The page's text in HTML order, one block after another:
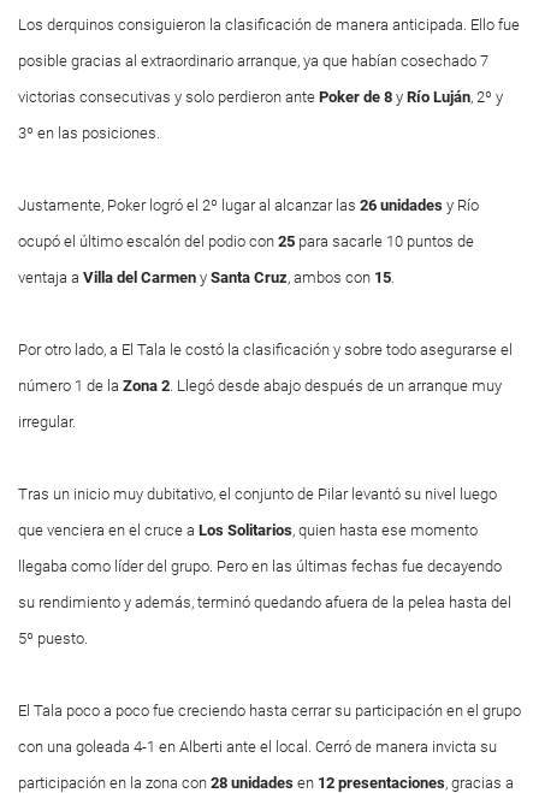
Los derquinos consiguieron la clasificación de manera anticipada. Ello fue
posible gracias al extraordinario arranque, ya que habían cosechado 7
victorias consecutivas y solo perdieron ante Poker de 8 y Río Luján, 2º y
3º en las posiciones.
Justamente, Poker logró el 2º lugar al alcanzar las 26 unidades y Río
ocupó el último escalón del podio con 25 para sacarle 10 puntos de
ventaja a Villa del Carmen y Santa Cruz, ambos con 15.
Por otro lado, a El Tala le costó la clasificación y sobre todo asegurarse el
número 1 de la Zona 2. Llegó desde abajo después de un arranque muy
irregular.
Tras un inicio muy dubitativo, el conjunto de Pilar levantó su nivel luego
que venciera en el cruce a Los Solitarios, quien hasta ese momento
llegaba como líder del grupo. Pero en las últimas fechas fue decayendo
su rendimiento y además, terminó quedando afuera de la pelea hasta del
5º puesto.
El Tala poco a poco fue creciendo hasta cerrar su participación en el grupo
con una goleada 4-1 en Alberti ante el local. Cerró de manera invicta su
participación en la zona con 28 unidades en 12 presentaciones, gracias a